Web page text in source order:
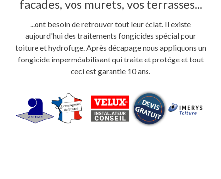
facades, vos murets, vos terrasses...
...ont besoin de retrouver tout leur éclat. Il existe
aujourd'hui des traitements fongicides spécial pour
toiture et hydrofuge. Après décapage nous appliquons un
fongicide imperméabilisant qui traite et protége et tout
ceci est garantie 10 ans.